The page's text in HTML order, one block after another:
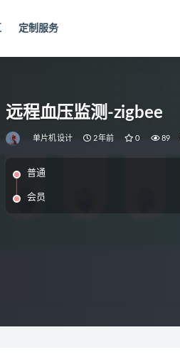
定制服务
远程血压监测-zigbee
单片机设计 2年前 0 89
普通
会员